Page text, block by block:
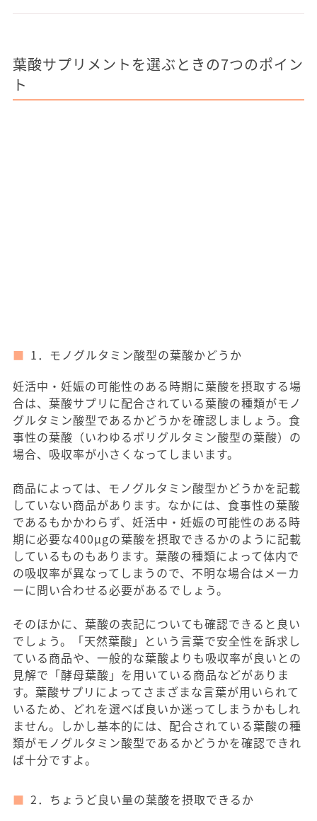
葉酸サプリメントを選ぶときの7つのポイン
ト
1．モノグルタミン酸型の葉酸かどうか
妊活中・妊娠の可能性のある時期に葉酸を摂取する場
合は、葉酸サプリに配合されている葉酸の種類がモノ
グルタミン酸型であるかどうかを確認しましょう。食
事性の葉酸（いわゆるポリグルタミン酸型の葉酸）の
場合、吸収率が小さくなってしまいます。
商品によっては、モノグルタミン酸型かどうかを記載
していない商品があります。なかには、食事性の葉酸
であるもかかわらず、妊活中・妊娠の可能性のある時
期に必要な400μgの葉酸を摂取できるかのように記載
しているものもあります。葉酸の種類によって体内で
の吸収率が異なってしまうので、不明な場合はメーカ
ーに問い合わせる必要があるでしょう。
そのほかに、葉酸の表記についても確認できると良い
でしょう。「天然葉酸」という言葉で安全性を訴求し
ている商品や、一般的な葉酸よりも吸収率が良いとの
見解で「酵母葉酸」を用いている商品などがありま
す。葉酸サプリによってさまざまな言葉が用いられて
いるため、どれを選べば良いか迷ってしまうかもしれ
ません。しかし基本的には、配合されている葉酸の種
類がモノグルタミン酸型であるかどうかを確認できれ
ば十分ですよ。
2．ちょうど良い量の葉酸を摂取できるか